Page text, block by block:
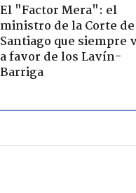
El "Factor Mera": el
ministro de la Corte de
Santiago que siempre
a favor de los Lavín-
Barriga